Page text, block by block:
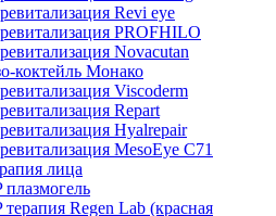
Revi eye
PROFHILO
Novacutan
коктейль Монако
Viscoderm
Repart
Hyalrepair
MesoEye C71
лица
плазмогель
терапия Regen Lab (красная